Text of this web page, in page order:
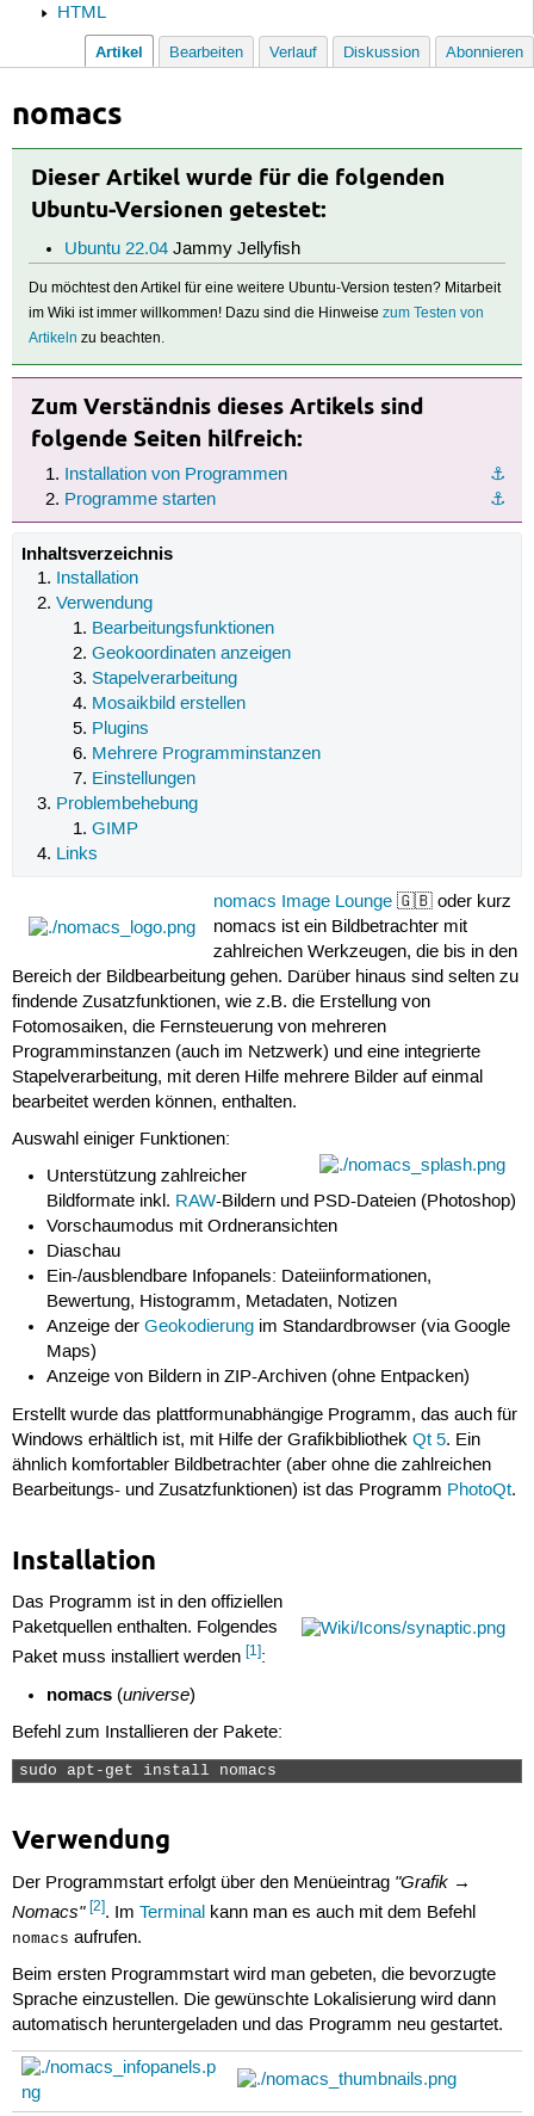
HTML
Artikel Bearbeiten Verlauf Diskussion Abonnieren
nomacs
Dieser Artikel wurde für die folgenden
Ubuntu-Versionen getestet:
Ubuntu 22.04Jammy Jellyfish
Du möchtest den Artikel für eine weitere Ubuntu-Version testen? Mitarbeit
im Wiki ist immer willkommen! Dazu sind die Hinweisezum Testen von
Artikeln zu beachten.
Zum Verständnis dieses Artikels sind
folgende Seiten hilfreich:
⚓︎
Installation von Programmen
⚓︎
Programme starten
Inhaltsverzeichnis
Installation
Verwendung
Bearbeitungsfunktionen
Geokoordinaten anzeigen
Stapelverarbeitung
Mosaikbild erstellen
Plugins
Mehrere Programminstanzen
Einstellungen
Problembehebung
GIMP
Links
nomacs Image Lounge 🇬🇧 oder kurz
nomacs ist ein Bildbetrachter mit
zahlreichen Werkzeugen, die bis in den
Bereich der Bildbearbeitung gehen. Darüber hinaus sind selten zu
findende Zusatzfunktionen, wie z.B. die Erstellung von
Fotomosaiken, die Fernsteuerung von mehreren
Programminstanzen (auch im Netzwerk) und eine integrierte
Stapelverarbeitung, mit deren Hilfe mehrere Bilder auf einmal
bearbeitet werden können, enthalten.
Auswahl einiger Funktionen:
Unterstützung zahlreicher
Bildformate inkl. RAW-Bildern und PSD-Dateien (Photoshop)
Vorschaumodus mit Ordneransichten
Diaschau
Ein-/ausblendbare Infopanels: Dateiinformationen,
Bewertung, Histogramm, Metadaten, Notizen
Anzeige derGeokodierung im Standardbrowser (via Google
Maps)
Anzeige von Bildern in ZIP-Archiven (ohne Entpacken)
Erstellt wurde das plattformunabhängige Programm, das auch für
Windows erhältlich ist, mit Hilfe der Grafikbibliothek Qt 5. Ein
ähnlich komfortabler Bildbetrachter (aber ohne die zahlreichen
Bearbeitungs- und Zusatzfunktionen) ist das Programm PhotoQt.
Installation
Das Programm ist in den offiziellen
Paketquellen enthalten. Folgendes
Paket muss installiert werden [1]:
nomacs (universe)
Befehl zum Installieren der Pakete:
sudo apt-get install nomacs
Verwendung
Der Programmstart erfolgt über den Menüeintrag "Grafik →
Nomacs" [2]. Im Terminalkann man es auch mit dem Befehl
nomacs aufrufen.
Beim ersten Programmstart wird man gebeten, die bevorzugte
Sprache einzustellen. Die gewünschte Lokalisierung wird dann
automatisch heruntergeladen und das Programm neu gestartet.